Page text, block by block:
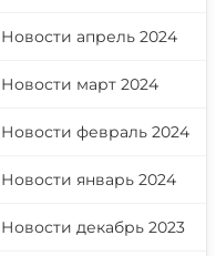
Новости апрель 2024
Новости март 2024
Новости февраль 2024
Новости январь 2024
Новости декабрь 2023